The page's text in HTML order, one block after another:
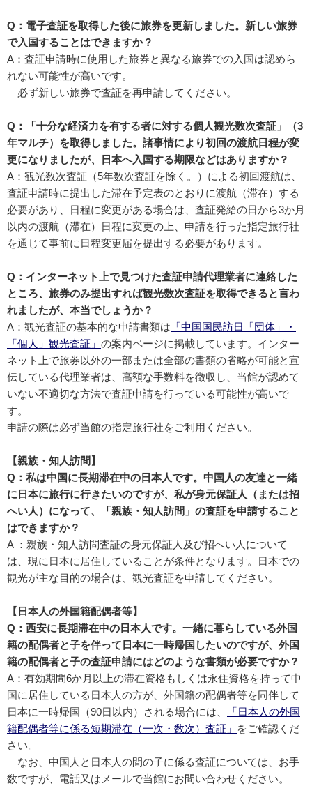
Q：電子査証を取得した後に旅券を更新しました。新しい旅券
で入国することはできますか？
A：査証申請時に使用した旅券と異なる旅券での入国は認めら
れない可能性が高いです。
必ず新しい旅券で査証を再申請してください。
Q：「十分な経済力を有する者に対する個人観光数次査証」（3
年マルチ）を取得しました。諸事情により初回の渡航日程が変
更になりましたが、日本へ入国する期限などはありますか？
A：観光数次査証（5年数次査証を除く。）による初回渡航は、
査証申請時に提出した滞在予定表のとおりに渡航（滞在）する
必要があり、日程に変更がある場合は、査証発給の日から3か月
以内の渡航（滞在）日程に変更の上、申請を行った指定旅行社
を通じて事前に日程変更届を提出する必要があります。
Q：インターネット上で見つけた査証申請代理業者に連絡した
ところ、旅券のみ提出すれば観光数次査証を取得できると言わ
れましたが、本当でしょうか？
A：観光査証の基本的な申請書類は 「中国国民訪日「団体」・
「個人」観光査証」 の案内ページに掲載しています。インター
ネット上で旅券以外の一部または全部の書類の省略が可能と宣
伝している代理業者は、高額な手数料を徴収し、当館が認めて
いない不適切な方法で査証申請を行っている可能性が高いで
す。
申請の際は必ず当館の指定旅行社をご利用ください。
【親族・知人訪問】
Q：私は中国に長期滞在中の日本人です。中国人の友達と一緒
に日本に旅行に行きたいのですが、私が身元保証人（または招
へい人）になって、「親族・知人訪問」の査証を申請すること
はできますか？
A ：親族・知人訪問査証の身元保証人及び招へい人について
は、現に日本に居住していることが条件となります。日本での
観光が主な目的の場合は、観光査証を申請してください。
【日本人の外国籍配偶者等】
Q：西安に長期滞在中の日本人です。一緒に暮らしている外国
籍の配偶者と子を伴って日本に一時帰国したいのですが、外国
籍の配偶者と子の査証申請にはどのような書類が必要ですか？
A：有効期間6か月以上の滞在資格もしくは永住資格を持って中
国に居住している日本人の方が、外国籍の配偶者等を同伴して
日本に一時帰国（90日以内）される場合には、
「日本人の外国
籍配偶者等に係る短期滞在（一次・数次）査証」
をご確認くだ
さい。
なお、中国人と日本人の間の子に係る査証については、お手
数ですが、電話又はメールで当館にお問い合わせください。